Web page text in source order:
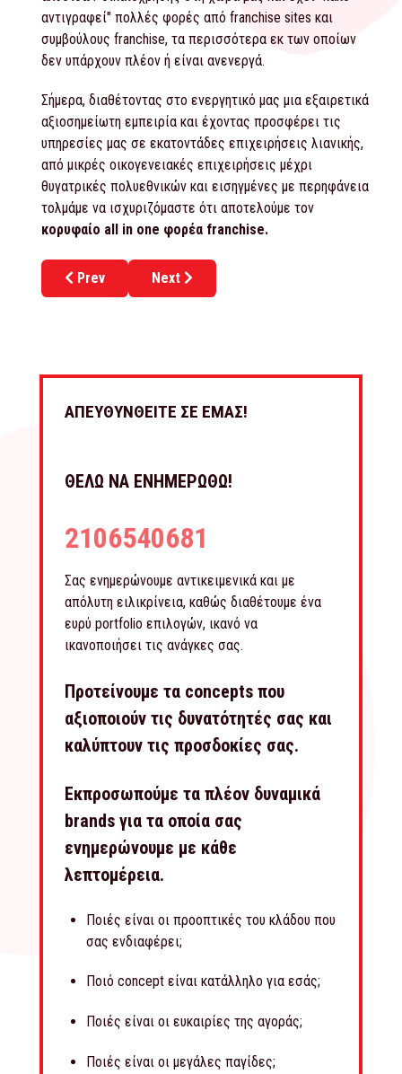
αντιγραφεί" πολλές φορές από franchise sites και
συμβούλους franchise, τα περισσότερα εκ των οποίων
δεν υπάρχουν πλέον ή είναι ανενεργά.
Σήμερα, διαθέτοντας στο ενεργητικό μας μια εξαιρετικά
αξιοσημείωτη εμπειρία και έχοντας προσφέρει τις
υπηρεσίες μας σε εκατοντάδες επιχειρήσεις λιανικής,
από μικρές οικογενειακές επιχειρήσεις μέχρι
θυγατρικές πολυεθνικών και εισηγμένες με περηφάνεια
τολμάμε να ισχυριζόμαστε ότι αποτελούμε τον
κορυφαίο all in one φορέα franchise.
Previous article: FBS – Franchise Business Services
Prev Next article: Αξίες
Next
ΑΠΕΥΘΥΝΘΕΙΤΕ ΣΕ ΕΜΑΣ!
ΘΕΛΩ ΝΑ ΕΝΗΜΕΡΩΘΩ!
2106540681
Σας ενημερώνουμε αντικειμενικά και με
απόλυτη ειλικρίνεια, καθώς διαθέτουμε ένα
ευρύ portfolio επιλογών, ικανό να
ικανοποιήσει τις ανάγκες σας.
Προτείνουμε τα concepts που
αξιοποιούν τις δυνατότητές σας και
καλύπτουν τις προσδοκίες σας.
Εκπροσωπούμε τα πλέον δυναμικά
brands για τα οποία σας
ενημερώνουμε με κάθε
λεπτομέρεια.
Ποιές είναι οι προοπτικές του κλάδου που
σας ενδιαφέρει;
Ποιό concept είναι κατάλληλο για εσάς;
Ποιές είναι οι ευκαιρίες της αγοράς;
Ποιές είναι οι μεγάλες παγίδες;